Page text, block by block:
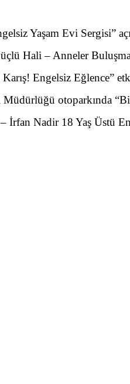
Yaşam Evi Sergisi”
Hali – Anneler
Engelsiz Eğlence”
otoparkında
İrfan Nadir 18 Yaş Üstü